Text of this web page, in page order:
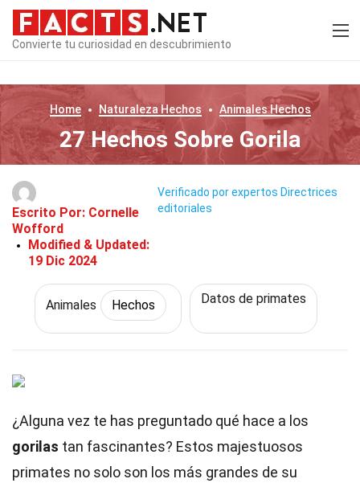
Convierte tu curiosidad en descubrimiento
Home Naturaleza Hechos AnimalesHechos
27 Hechos Sobre Gorila
Escrito Por: Cornelle
Wofford
Modified & Updated:
19 Dic 2024
Verificado por expertos Directrices
editoriales
Animales Hechos Datos de primates
¿Alguna vez te has preguntado qué hace a los
gorilas tan fascinantes? Estos majestuosos
primates no solo son los más grandes de su